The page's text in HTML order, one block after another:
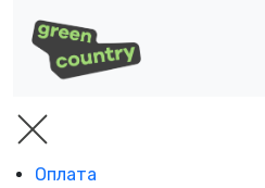
Оплата